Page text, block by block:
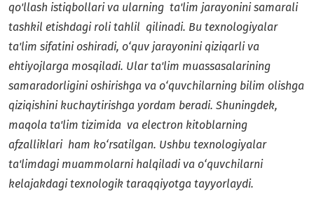
qo'llash istiqbollari va ularning ta'lim jarayonini samarali
tashkil etishdagi roli tahlil qilinadi. Bu texnologiyalar
ta'lim sifatini oshiradi, o‘quv jarayonini qiziqarli va
ehtiyojlarga mosqiladi. Ular ta'lim muassasalarining
samaradorligini oshirishga va o‘quvchilarning bilim olishga
qiziqishini kuchaytirishga yordam beradi. Shuningdek,
maqola ta'lim tizimida va electron kitoblarning
afzalliklari ham ko‘rsatilgan. Ushbu texnologiyalar
ta'limdagi muammolarni halqiladi va o‘quvchilarni
kelajakdagi texnologik taraqqiyotga tayyorlaydi.